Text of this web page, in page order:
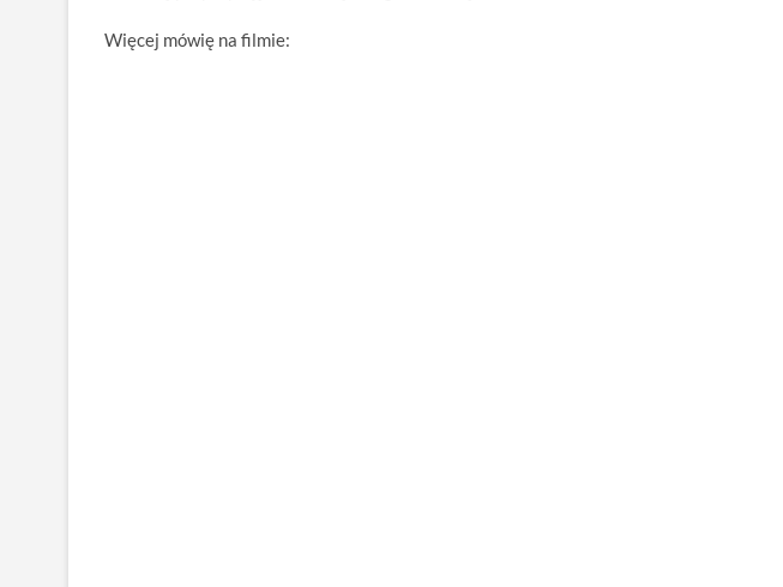
Więcej mówię na filmie: